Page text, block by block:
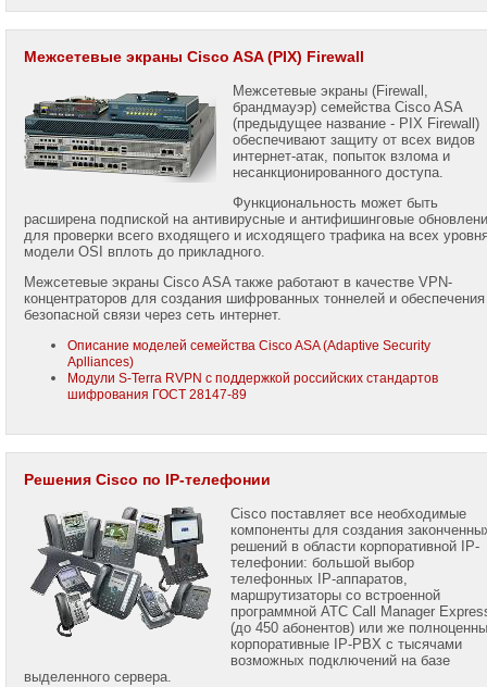
Межсетевые экраны Cisco ASA (PIX) Firewall
Межсетевые экраны (Firewall,
брандмауэр) семейства Cisco ASA
(предыдущее название - PIX Firewall)
обеспечивают защиту от всех видов
интернет-атак, попыток взлома и
несанкционированного доступа.
Функциональность может быть
расширена подпиской на антивирусные и антифишинговые
для проверки всего входящего и исходящего трафика на всех
модели OSI вплоть до прикладного.
Межсетевые экраны Cisco ASA также работают в качестве VPN-
концентраторов для создания шифрованных тоннелей и обеспечения
безопасной связи через сеть интернет.
Описание моделей семейства Cisco ASA (Adaptive Security
Aplliances)
Модули S-Terra RVPN с поддержкой российских стандартов
шифрования ГОСТ 28147-89
Решения Cisco по IP-телефонии
Cisco поставляет все необходимые
компоненты для создания
решений в области корпоративной IP-
телефонии: большой выбор
телефонных IP-аппаратов,
маршрутизаторы со встроенной
программной АТС Call Manager
(до 450 абонентов) или же
корпоративные IP-PBX с тысячами
возможных подключений на базе
выделенного сервера.